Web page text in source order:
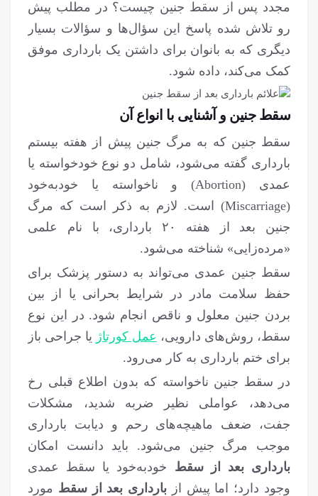
مجدد پس از سقط جنین چیست؟ در مطلب پیش
رو تلاش شده پاسخ این سؤال‌ها و سؤالات بسیار
دیگری که به بانوان برای داشتن یک بارداری موفق
کمک می‌کند، داده شود.
سقط جنین و آشنایی با انواع آن
سقط جنین که به مرگ جنین پیش از هفته بیستم
بارداری گفته می‌شود، شامل دو نوع خودخواسته یا
عمدی (Abortion) و ناخواسته یا خودبه‌خود
(Miscarriage) است. لازم به ذکر است که مرگ
جنین بعد از هفته ۲۰ بارداری، با نام علمی
«مرده‌زایی» شناخته می‌شود.
سقط جنین عمدی می‌تواند به دستور پزشک برای
حفظ سلامت مادر در شرایط بحرانی یا از بین
بردن جنین معلول و ناقص انجام شود. در این نوع
سقط، روش‌های دارویی، عمل کورتاژ یا جراحی باز
برای ختم بارداری به کار می‌رود.
در سقط جنین ناخواسته که بدون اطلاع قبلی رخ
می‌دهد، عواملی نظیر ضربه شدید، مشکلات
جفت، ضعف ماهیچه‌های رحم و دیابت بارداری
موجب مرگ جنین می‌شود. باید دانست امکان
بارداری بعد از سقط خودبه‌خود یا سقط عمدی
وجود دارد؛ اما پیش از بارداری بعد از سقط مورد